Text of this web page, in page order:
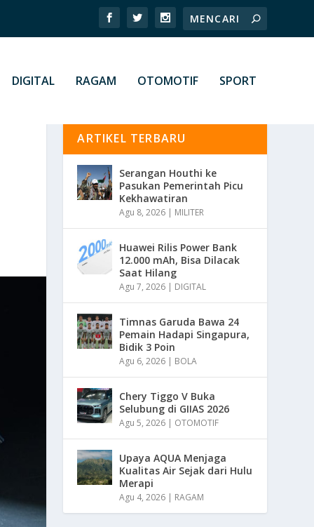
DIGITAL RAGAM OTOMOTIF SPORT
ARTIKEL TERBARU
Serangan Houthi ke
Pasukan Pemerintah Picu
Kekhawatiran
Agu 8, 2026 | MILITER
Huawei Rilis Power Bank
12.000 mAh, Bisa Dilacak
Saat Hilang
Agu 7, 2026 | DIGITAL
Timnas Garuda Bawa 24
Pemain Hadapi Singapura,
Bidik 3 Poin
Agu 6, 2026 | BOLA
Chery Tiggo V Buka
Selubung di GIIAS 2026
Agu 5, 2026 | OTOMOTIF
Upaya AQUA Menjaga
Kualitas Air Sejak dari Hulu
Merapi
Agu 4, 2026 | RAGAM